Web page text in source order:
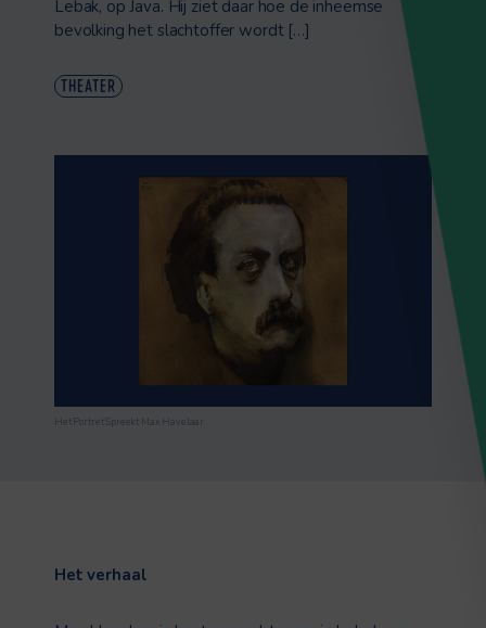
Lebak, op Java. Hij ziet daar hoe de inheemse
bevolking het slachtoffer wordt […]
THEATER
Het Portret Spreekt Max Havelaar
Het verhaal